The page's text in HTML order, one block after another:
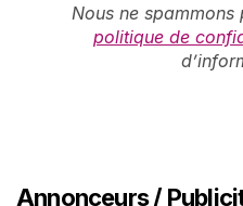
Nous ne
politique de
Annonceurs /